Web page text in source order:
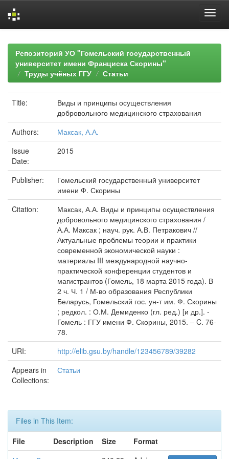
navigationРепозиторий УО "Гомельский государственный
университет имени Франциска Скорины"
Труды учёных ГГУ
Статьи
Title:
Виды и принципы осуществления
добровольного медицинского страхования
Authors:
Максак, А.А.
Issue
Date:
2015
Publisher:
Гомельский государственный университет
имени Ф. Скорины
Citation:
Максак, А.А. Виды и принципы осуществления
добровольного медицинского страхования /
А.А. Максак ; науч. рук. А.В. Петракович //
Актуальные проблемы теории и практики
современной экономической науки :
материалы III международной научно-
практической конференции студентов и
магистрантов (Гомель, 18 марта 2015 года). В
2 ч. Ч. 1 / М-во образования Республики
Беларусь, Гомельский гос. ун-т им. Ф. Скорины
; редкол. : О.М. Демиденко (гл. ред.) [и др.]. -
Гомель : ГГУ имени Ф. Скорины, 2015. – C. 76-
78.
URI:
http://elib.gsu.by/handle/123456789/39282
Appears in
Collections:
Статьи
Files in This Item:
File
Description Size
Format